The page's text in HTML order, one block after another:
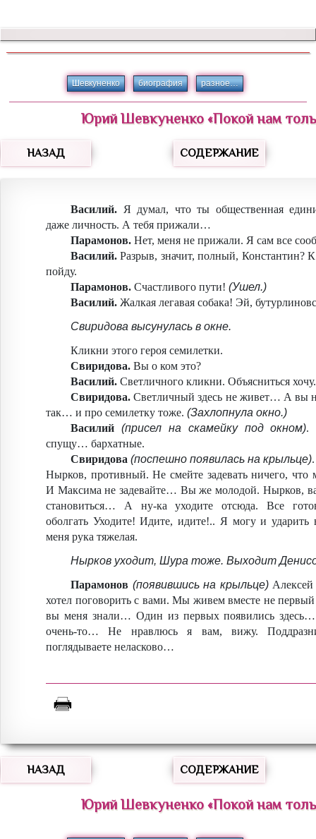
Шевкуненко биография разное…
Юрий Шевкуненко «Покой нам
НАЗАД СОДЕРЖАНИЕ
Василий. Я думал, что ты общественная
даже личность. А тебя прижали…
Парамонов. Нет, меня не прижали. Я сам все
Василий. Разрыв, значит, полный, Константин?
пойду.
Парамонов. Счастливого пути! (Ушел.)
Василий. Жалкая легавая собака! Эй,
Свиридова высунулась в окне.
Кликни этого героя семилетки.
Свиридова. Вы о ком это?
Василий. Светличного кликни. Объясниться хочу.
Свиридова. Светличный здесь не живет… А вы
так… и про семилетку тоже. (Захлопнула окно.)
Василий (присел на скамейку под окном).
спущу… бархатные.
Свиридова (поспешно появилась на крыльце)
Нырков, противный. Не смейте задевать ничего, что
И Максима не задевайте… Вы же молодой. Нырков,
становиться… А ну-ка уходите отсюда. Все
оболгать Уходите! Идите, идите!.. Я могу и
меня рука тяжелая.
Нырков уходит, Шура тоже. Выходит
Парамонов (появившись на крыльце)Алексей
хотел поговорить с вами. Мы живем вместе не
вы меня знали… Один из первых появились
очень-то… Не нравлюсь я вам, вижу.
поглядываете неласково…
НАЗАД СОДЕРЖАНИЕ
Юрий Шевкуненко «Покой нам